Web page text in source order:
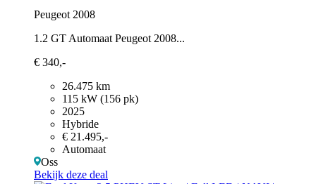
Peugeot 2008
1.2 GT Automaat Peugeot 2008...
€ 340,-
26.475 km
115 kW (156 pk)
2025
Hybride
€ 21.495,-
Automaat
Oss
Bekijk deze deal